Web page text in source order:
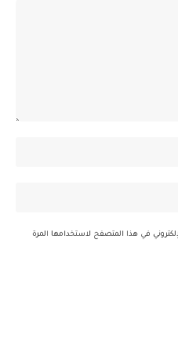
في هذا المتصفح لاستخدامها المرة